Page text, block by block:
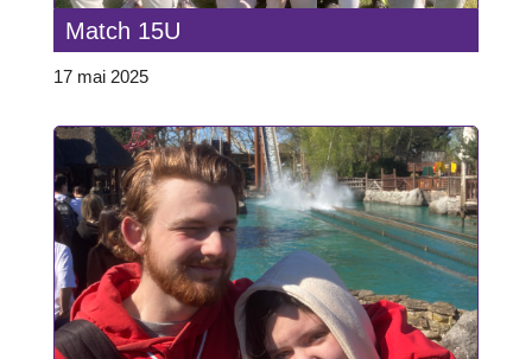
Match 15U
17 mai 2025